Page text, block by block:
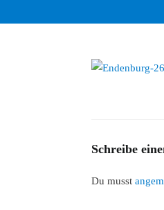
Schreibe
Du musst